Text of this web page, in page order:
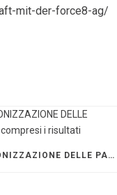
mit-der-force8-ag/
SINCRONIZZAZIONE DELLE PARTITE, COMPRESI I RISULTATI